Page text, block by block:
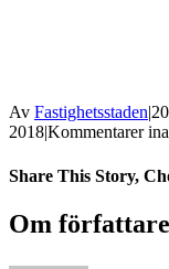
Av Fastighetsstaden|
2018|Kommentarer
Share This Story,
Facebook
X
Reddit
LinkedIn
WhatsApp
Tumblr
Pinterest
Vk
Xing
E-
post
Om